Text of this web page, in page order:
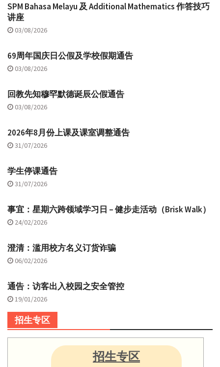
SPM Bahasa Melayu 及 Additional Mathematics 作答技巧
讲座
03/08/2026
69周年国庆日公假及学校假期通告
03/08/2026
回教先知穆罕默德诞辰公假通告
03/08/2026
2026年8月份上课及课室调整通告
31/07/2026
学生停课通告
31/07/2026
事宜：星期六跨领域学习日 – 健步走活动（Brisk Walk）
24/02/2026
澄清：滥用校方名义订货诈骗
06/02/2026
通告：访客出入校园之安全管控
19/01/2026
招生专区
招生专区